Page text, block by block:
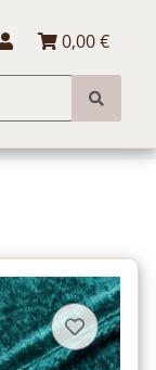
0,00 €